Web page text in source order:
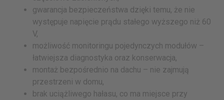
gwarancja bezpieczeństwa dzięki temu, że nie
występuje napięcie prądu stałego wyższego niż 60
V,
możliwość monitoringu pojedynczych modułów –
łatwiejsza diagnostyka oraz konserwacja,
montaż bezpośrednio na dachu – nie zajmują
przestrzeni w domu,
brak uciążliwego hałasu, co ma miejsce przy